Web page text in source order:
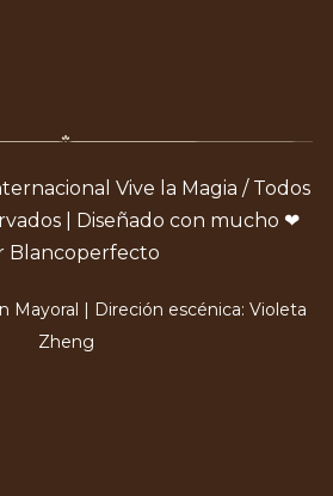
Vive la Magia / Todos
| Diseñado con mucho ❤
Blancoperfecto
Mayoral | Direción escénica: Violeta
Zheng